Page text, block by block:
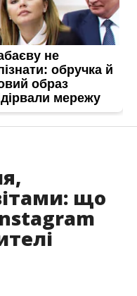
що